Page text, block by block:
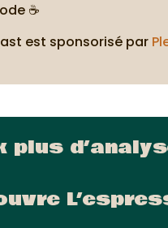
☕
est sponsorisé par
plus